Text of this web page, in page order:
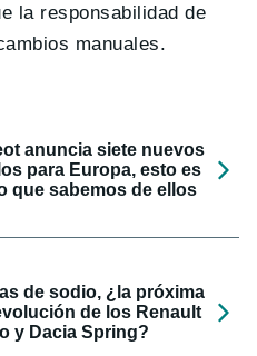
la responsabilidad de
manuales.
anuncia siete nuevos
para Europa, esto es
que sabemos de ellos
de sodio, ¿la próxima
de los Renault
y Dacia Spring?